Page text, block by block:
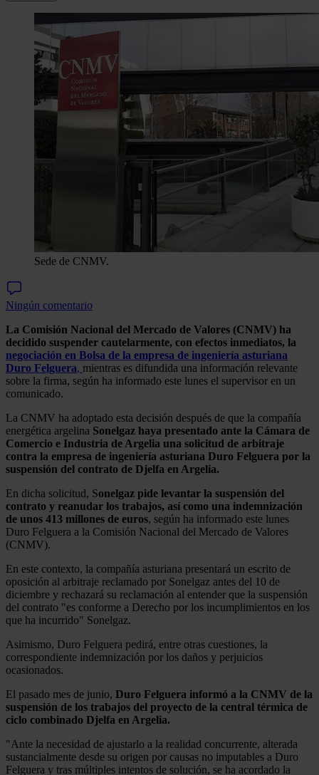
Sede de CNMV.
Ningún comentario
La Comisión Nacional del Mercado de Valores (CNMV) ha
decidido suspender cautelarmente, con efectos inmediatos, la
negociación en Bolsa de la empresa de ingeniería asturiana
Duro Felguera, mientras es difundida una información relevante
sobre la firma, según ha informado este lunes el supervisor en un
comunicado.
La CNMV ha adoptado esta decisión después de que la compañía
energética argelina Sonelgaz haya presentado ante la Cámara de
Comercio e Industria de Argelia una solicitud de arbitraje
contra la empresa de ingeniería asturiana Duro Felguera por la
suspensión del contrato de Djelfa en Argelia.
En dicha solicitud, Sonelgaz pide levantar la suspensión del
contrato y reanudar los trabajos, así como una indemnización
de unos 413 millones de euros, según ha informado este lunes
Duro Felguera a la Comisión Nacional del Mercado de Valores
(CNMV).
En este contexto, la compañía asturiana presentará un escrito de
oposición al arbitraje reclamado por Sonelgaz antes del 10 de
diciembre y rechazará su reclamación al entender que la suspensión
del contrato "es conforme a Derecho por los incumplimientos en los
que ha incurrido" Sonelgaz.
Asimismo, Duro Felguera pedirá, entre otras cuestiones, la
correspondiente indemnización por los daños y perjuicios
ocasionados.
El pasado mes de junio, Duro Felguera informó a la CNMV de la
suspensión de los trabajos del proyecto de la central térmica de
ciclo combinado Djelfa en Argelia.
"Ante la necesidad de ajustarlo a la realidad concurrente, alterada
sustancialmente desde su origen por causas no imputables a Duro
Felguera y tras múltiples intentos de solución, se ha acordado la